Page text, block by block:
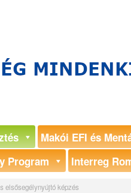
Makói EFI és
Program
Interreg
elsősegélynyújtó képzés